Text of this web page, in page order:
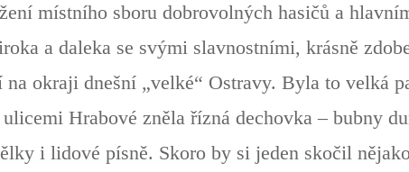
místního sboru dobrovolných hasičů a
a daleka se svými slavnostními, krásně
okraji dnešní „velké“ Ostravy. Byla to velká
Hrabové zněla řízná dechovka – bubny
i lidové písně. Skoro by si jeden skočil